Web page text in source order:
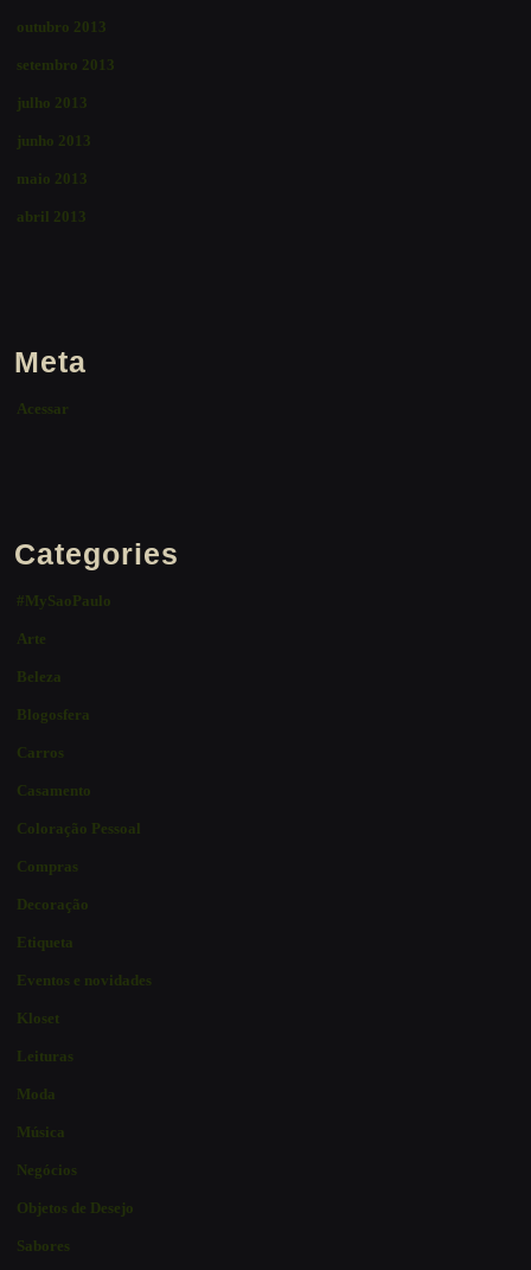
outubro 2013
setembro 2013
julho 2013
junho 2013
maio 2013
abril 2013
Meta
Acessar
Categories
#MySaoPaulo
Arte
Beleza
Blogosfera
Carros
Casamento
Coloração Pessoal
Compras
Decoração
Etiqueta
Eventos e novidades
Kloset
Leituras
Moda
Música
Negócios
Objetos de Desejo
Sabores